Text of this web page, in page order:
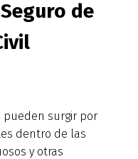
de
pueden surgir por
dentro de las
y otras